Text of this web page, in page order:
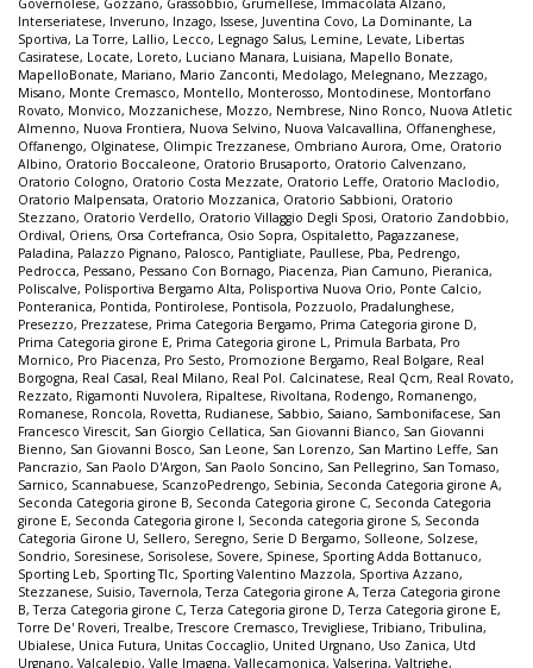
Interseriatese, Inveruno, Inzago, Issese, Juventina Covo, La Dominante, La
Sportiva, La Torre, Lallio, Lecco, Legnago Salus, Lemine, Levate, Libertas
Casiratese, Locate, Loreto, Luciano Manara, Luisiana, Mapello Bonate,
MapelloBonate, Mariano, Mario Zanconti, Medolago, Melegnano, Mezzago,
Misano, Monte Cremasco, Montello, Monterosso, Montodinese, Montorfano
Rovato, Monvico, Mozzanichese, Mozzo, Nembrese, Nino Ronco, Nuova Atletic
Almenno, Nuova Frontiera, Nuova Selvino, Nuova Valcavallina, Offanenghese,
Offanengo, Olginatese, Olimpic Trezzanese, Ombriano Aurora, Ome, Oratorio
Albino, Oratorio Boccaleone, Oratorio Brusaporto, Oratorio Calvenzano,
Oratorio Cologno, Oratorio Costa Mezzate, Oratorio Leffe, Oratorio Maclodio,
Oratorio Malpensata, Oratorio Mozzanica, Oratorio Sabbioni, Oratorio
Stezzano, Oratorio Verdello, Oratorio Villaggio Degli Sposi, Oratorio Zandobbio,
Ordival, Oriens, Orsa Cortefranca, Osio Sopra, Ospitaletto, Pagazzanese,
Paladina, Palazzo Pignano, Palosco, Pantigliate, Paullese, Pba, Pedrengo,
Pedrocca, Pessano, Pessano Con Bornago, Piacenza, Pian Camuno, Pieranica,
Poliscalve, Polisportiva Bergamo Alta, Polisportiva Nuova Orio, Ponte Calcio,
Ponteranica, Pontida, Pontirolese, Pontisola, Pozzuolo, Pradalunghese,
Presezzo, Prezzatese, Prima Categoria Bergamo, Prima Categoria girone D,
Prima Categoria girone E, Prima Categoria girone L , Primula Barbata, Pro
Mornico, Pro Piacenza, Pro Sesto, Promozione Bergamo, Real Bolgare, Real
Borgogna, Real Casal, Real Milano, Real Pol. Calcinatese, Real Qcm, Real Rovato,
Rezzato, Rigamonti Nuvolera, Ripaltese, Rivoltana, Rodengo, Romanengo,
Romanese, Roncola, Rovetta, Rudianese, Sabbio, Saiano, Sambonifacese, San
Francesco Virescit, San Giorgio Cellatica, San Giovanni Bianco, San Giovanni
Bienno, San Giovanni Bosco, San Leone, San Lorenzo, San Martino Leffe, San
Pancrazio, San Paolo D'Argon, San Paolo Soncino, San Pellegrino, San Tomaso,
Sarnico, Scannabuese, ScanzoPedrengo, Sebinia, Seconda Categoria girone A,
Seconda Categoria girone B, Seconda Categoria girone C, Seconda Categoria
girone E, Seconda Categoria girone I, Seconda categoria girone S, Seconda
Categoria Girone U, Sellero, Seregno, Serie D Bergamo, Solleone, Solzese,
Sondrio, Soresinese, Sorisolese, Sovere, Spinese, Sporting Adda Bottanuco,
Sporting Leb, Sporting Tlc, Sporting Valentino Mazzola, Sportiva Azzano,
Stezzanese, Suisio,Tavernola,Terza Categoria girone A,Terza Categoria girone
B,Terza Categoria girone C,Terza Categoria girone D,Terza Categoria girone E,
Torre De' Roveri,Trealbe,Trescore Cremasco,Trevigliese,Tribiano,Tribulina,
Ubialese, Unica Futura, Unitas Coccaglio, United Urgnano, Uso Zanica, Utd
Urgnano, Valcalepio, Valle Imagna, Vallecamonica, Valserina, Valtrighe,